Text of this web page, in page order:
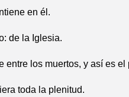
en él.
de la Iglesia.
entre los muertos, y así es el
toda la plenitud.